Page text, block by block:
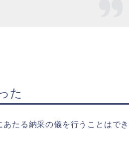
た
たる納采の儀を行うことはでき